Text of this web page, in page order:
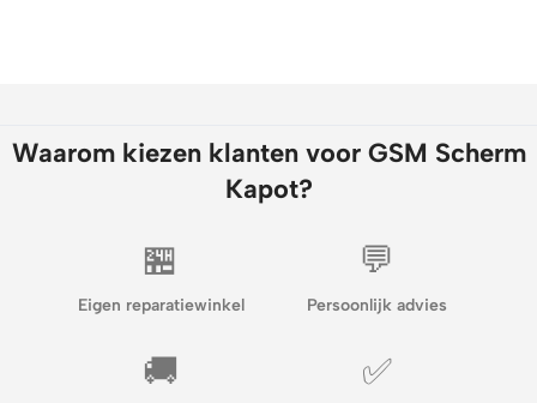
Waarom kiezen klanten voor GSM Scherm
Kapot?
🏪
Eigen reparatiewinkel
💬
Persoonlijk advies
🚚 ✅